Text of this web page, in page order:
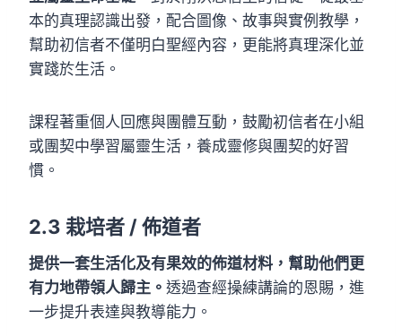
本的真理認識出發，配合圖像、故事與實例教學，
幫助初信者不僅明白聖經內容，更能將真理深化並
實踐於生活。
課程著重個人回應與團體互動，鼓勵初信者在小組
或團契中學習屬靈生活，養成靈修與團契的好習
慣。
2.3 栽培者 / 佈道者
提供一套生活化及有果效的佈道材料，幫助他們更
有力地帶領人歸主。 透過查經操練講論的恩賜，進
一步提升表達與教導能力。